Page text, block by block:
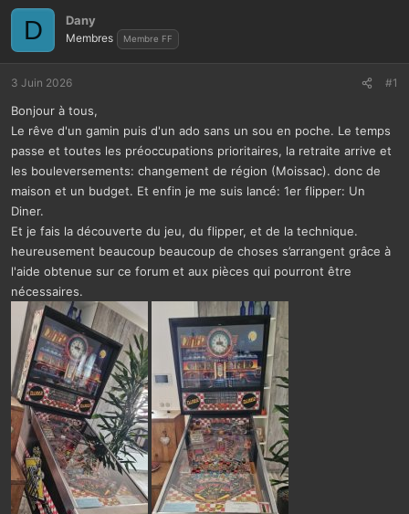
e
u
r
l
a
d
i
s
c
u
o
n
d
e
u
D Dany
Membres Membre FF
3 Juin 2026 #1
Bonjour à tous,
Le rêve d'un gamin puis d'un ado sans un sou en poche. Le temps
passe et toutes les préoccupations prioritaires, la retraite arrive et
les bouleversements: changement de région (Moissac). donc de
maison et un budget. Et enfin je me suis lancé: 1er flipper: Un
Diner.
Et je fais la découverte du jeu, du flipper, et de la technique.
heureusement beaucoup beaucoup de choses s’arrangent grâce à
l'aide obtenue sur ce forum et aux pièces qui pourront être
nécessaires.